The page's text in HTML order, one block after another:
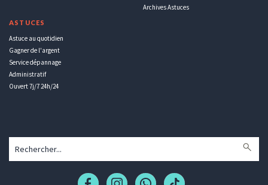
ASTUCES
Astuce au quotidien
Gagner de l'argent
Service dépannage
Administratif
Ouvert 7j/7 24h/24
Archives Astuces